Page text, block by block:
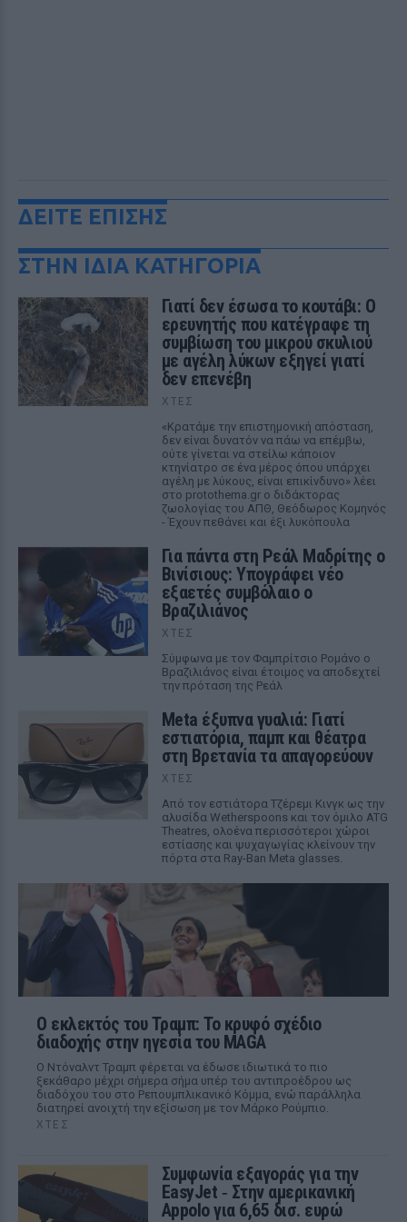
ΔΕΙΤΕ ΕΠΙΣΗΣ
ΣΤΗΝ ΙΔΙΑ ΚΑΤΗΓΟΡΙΑ
Γιατί δεν έσωσα το κουτάβι: Ο
ερευνητής που κατέγραφε τη
συμβίωση του μικρού σκυλιού
με αγέλη λύκων εξηγεί γιατί
δεν επενέβη
ΧΤΕΣ
«Κρατάμε την επιστημονική απόσταση,
δεν είναι δυνατόν να πάω να επέμβω,
ούτε γίνεται να στείλω κάποιον
κτηνίατρο σε ένα μέρος όπου υπάρχει
αγέλη με λύκους, είναι επικίνδυνο» λέει
στο protothema.gr ο διδάκτορας
ζωολογίας του ΑΠΘ, Θεόδωρος Κομηνός
- Έχουν πεθάνει και έξι λυκόπουλα
Για πάντα στη Ρεάλ Μαδρίτης ο
Βινίσιους: Υπογράφει νέο
εξαετές συμβόλαιο ο
Βραζιλιάνος
ΧΤΕΣ
Σύμφωνα με τον Φαμπρίτσιο Ρομάνο ο
Βραζιλιάνος είναι έτοιμος να αποδεχτεί
την πρόταση της Ρεάλ
Meta έξυπνα γυαλιά: Γιατί
εστιατόρια, παμπ και θέατρα
στη Βρετανία τα απαγορεύουν
ΧΤΕΣ
Από τον εστιάτορα Τζέρεμι Κινγκ ως την
αλυσίδα Wetherspoons και τον όμιλο ATG
Theatres, ολοένα περισσότεροι χώροι
εστίασης και ψυχαγωγίας κλείνουν την
πόρτα στα Ray-Ban Meta glasses.
Ο εκλεκτός του Τραμπ: Το κρυφό σχέδιο
διαδοχής στην ηγεσία του MAGA
Ο Ντόναλντ Τραμπ φέρεται να έδωσε ιδιωτικά το πιο
ξεκάθαρο μέχρι σήμερα σήμα υπέρ του αντιπροέδρου ως
διαδόχου του στο Ρεπουμπλικανικό Κόμμα, ενώ παράλληλα
διατηρεί ανοιχτή την εξίσωση με τον Μάρκο Ρούμπιο.
ΧΤΕΣ
Συμφωνία εξαγοράς για την
EasyJet ‑ Στην αμερικανική
Appolo για 6,65 δισ. ευρώ